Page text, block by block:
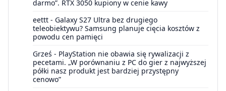
darmo”. RTX 3050 kupiony w cenie kawy
eettt - Galaxy S27 Ultra bez drugiego
teleobiektywu? Samsung planuje cięcia kosztów z
powodu cen pamięci
Grześ - PlayStation nie obawia się rywalizacji z
pecetami. „W porównaniu z PC do gier z najwyższej
półki nasz produkt jest bardziej przystępny
cenowo”